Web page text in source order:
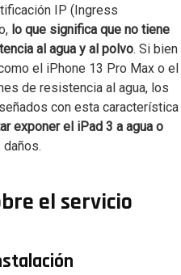
IP (Ingress
lo que significa que no tiene
al agua y al polvo. Si bien
el iPhone 13 Pro Max o el
de resistencia al agua, los
con esta característica
exponer el iPad 3 a agua o
el servicio